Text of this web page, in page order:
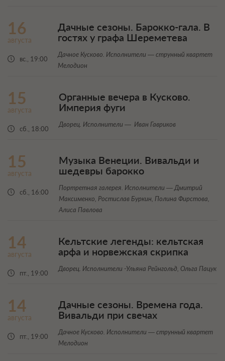
16
августа
вс., 19:00
Дачные сезоны. Барокко-гала. В
гостях у графа Шереметева
Дачное Кусково. Исполнители — струнный квартет
Мелодион
15
августа
сб., 18:00
Органные вечера в Кусково.
Империя фуги
Дворец. Исполнители — Иван Гавриков
15
августа
сб., 16:00
Музыка Венеции. Вивальди и
шедевры барокко
Портретная галерея. Исполнители — Дмитрий
Максименко, Ростислав Буркин, Полина Фирстова,
Алиса Павлова
14
августа
пт., 19:00
Кельтские легенды: кельтская
арфа и норвежская скрипка
Дворец. Исполнители -Ульяна Рейнгольд, Ольга Пацук
14
августа
пт., 19:00
Дачные сезоны. Времена года.
Вивальди при свечах
Дачное Кусково. Исполнители — струнный квартет
Мелодион